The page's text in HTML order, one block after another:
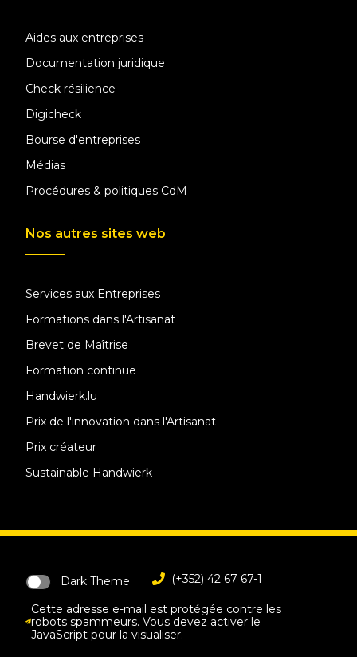
Aides aux entreprises
Documentation juridique
Check résilience
Digicheck
Bourse d'entreprises
Médias
Procédures & politiques CdM
Nos autres sites web
Services aux Entreprises
Formations dans l'Artisanat
Brevet de Maîtrise
Formation continue
Handwierk.lu
Prix de l'innovation dans l'Artisanat
Prix créateur
Sustainable Handwierk
Dark Theme (+352) 42 67 67-1
Cette adresse e-mail est protégée contre les
robots spammeurs. Vous devez activer le
JavaScript pour la visualiser.